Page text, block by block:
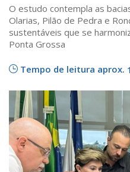
O estudo contempla as
Olarias, Pilão de Pedra e
sustentáveis que se
Ponta Grossa
Tempo de leitura aprox.